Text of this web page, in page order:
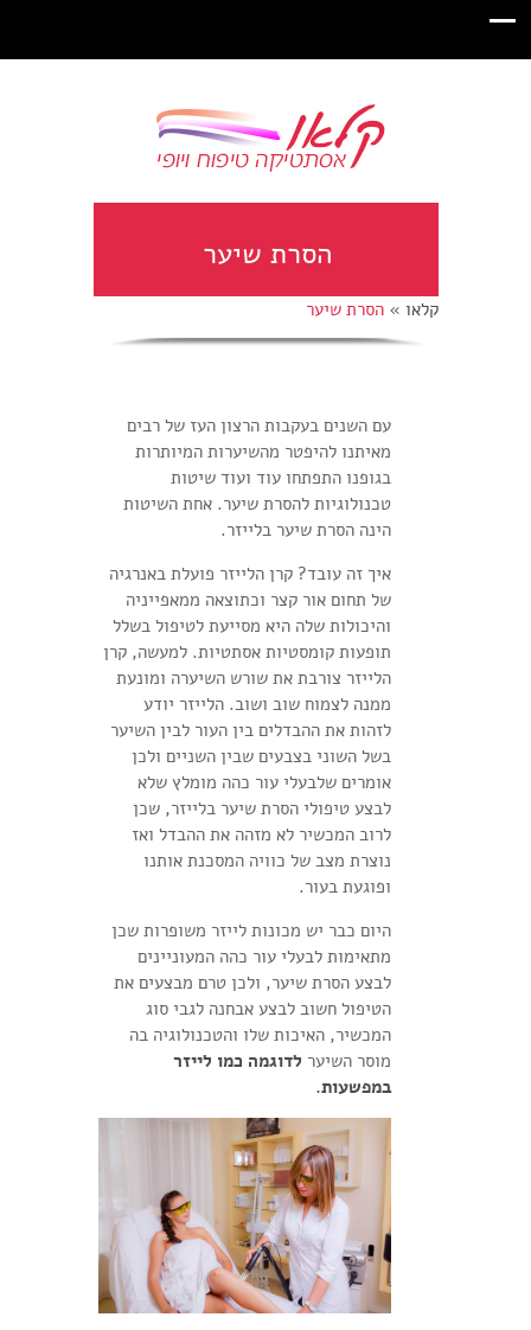
הסרת שיער
קלאו » הסרת שיער
עם השנים בעקבות הרצון העז של רבים
מאיתנו להיפטר מהשיערות המיותרות
בגופנו התפתחו עוד ועוד שיטות
טכנולוגיות להסרת שיער. אחת השיטות
הינה הסרת שיער בלייזר.
איך זה עובד? קרן הלייזר פועלת באנרגיה
של תחום אור קצר וכתוצאה ממאפייניה
והיכולות שלה היא מסייעת לטיפול בשלל
תופעות קומסטיות אסתטיות. למעשה, קרן
הלייזר צורבת את שורש השיערה ומונעת
ממנה לצמוח שוב ושוב. הלייזר יודע
לזהות את ההבדלים בין העור לבין השיער
בשל השוני בצבעים שבין השניים ולכן
אומרים שלבעלי עור כהה מומלץ שלא
לבצע טיפולי הסרת שיער בלייזר, שכן
לרוב המכשיר לא מזהה את ההבדל ואז
נוצרת מצב של כוויה המסכנת אותנו
ופוגעת בעור.
היום כבר יש מכונות לייזר משופרות שכן
מתאימות לבעלי עור כהה המעוניינים
לבצע הסרת שיער, ולכן טרם מבצעים את
הטיפול חשוב לבצע אבחנה לגבי סוג
המכשיר, האיכות שלו והטכנולוגיה בה
מוסר השיער לדוגמה כמו לייזר
במפשעות.